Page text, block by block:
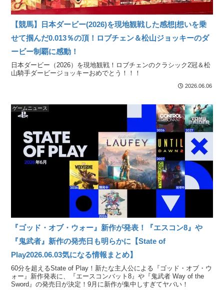
【競馬】日本ダービー(2026)を現地観戦した感想|想いを乗
せて掴んだ0.013％の頂！ロブチェン＆松山ジョッキーのダ
ービー制覇に感動！
日本ダービー（2026）を現地観戦！ロブチェンのクラシック2冠＆松
山騎手ダービージョッキーおめでとう！！！
2026.06.06
ゲームニュース
『ゴッド・オブ・ウォー』新作が発表！『エスコン8』や
『鬼武者』新作の発売日も明らかに【State of
Play2026.06.03気になる情報まとめ】
60分を超えるState of Play！新たな主人公による『ゴッド・オブ・ウ
ォー』新作発表に、『エースコンバット8』や『鬼武者 Way of the
Sword』の発売日が決定！9月に新作が集中しすぎてヤバい！